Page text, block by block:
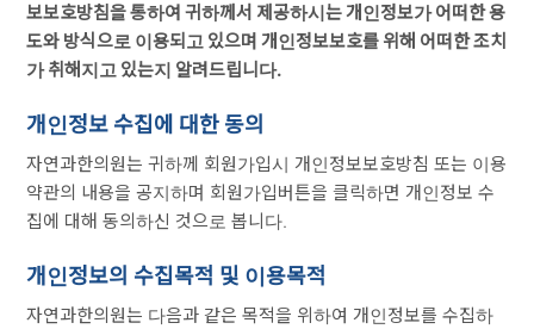
보보호방침을 통하여 귀하께서 제공하시는 개인정보가 어떠한 용
도와 방식으로 이용되고 있으며 개인정보보호를 위해 어떠한 조치
가 취해지고 있는지 알려드립니다.
개인정보 수집에 대한 동의
자연과한의원는 귀하께 회원가입시 개인정보보호방침 또는 이용
약관의 내용을 공지하며 회원가입버튼을 클릭하면 개인정보 수
집에 대해 동의하신 것으로 봅니다.
개인정보의 수집목적 및 이용목적
자연과한의원는 다음과 같은 목적을 위하여 개인정보를 수집하